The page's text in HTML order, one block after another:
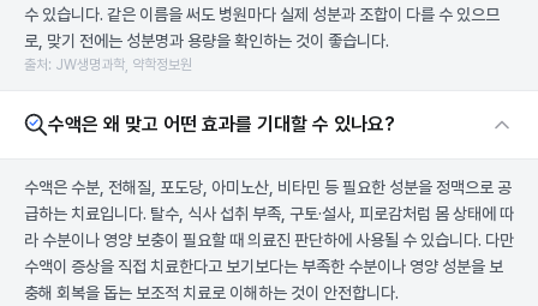
수 있습니다. 같은 이름을 써도 병원마다 실제 성분과 조합이 다를 수 있으므
로, 맞기 전에는 성분명과 용량을 확인하는 것이 좋습니다.
출처: JW생명과학, 약학정보원
수액은 왜 맞고 어떤 효과를 기대할 수 있나요?
수액은 수분, 전해질, 포도당, 아미노산, 비타민 등 필요한 성분을 정맥으로 공
급하는 치료입니다. 탈수, 식사 섭취 부족, 구토·설사, 피로감처럼 몸 상태에 따
라 수분이나 영양 보충이 필요할 때 의료진 판단하에 사용될 수 있습니다. 다만
수액이 증상을 직접 치료한다고 보기보다는 부족한 수분이나 영양 성분을 보
충해 회복을 돕는 보조적 치료로 이해하는 것이 안전합니다.